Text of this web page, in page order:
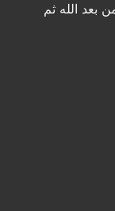
بعد الله ثم